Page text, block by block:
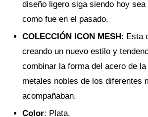
diseño ligero siga siendo hoy
como fue en el pasado.
COLECCIÓN ICON MESH: Esta
creando un nuevo estilo y
combinar la forma del acero de
metales nobles de los diferentes
acompañaban.
Color: Plata.